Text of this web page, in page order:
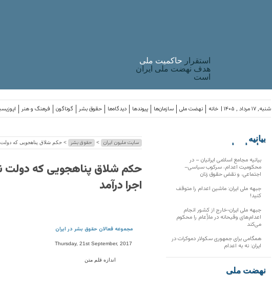
استقرار حاکميت ملی
هدف نهضت ملی ایران
است
فرهنگ و هنر گوناگون حقوق بشر دیدگاه‌ها پیوندها سازمان‌ها نهضت ملی خانه شنبه, ۱۷ مرداد , ۱۴۰۵ |
سایت ملیون ایران > حقوق بشر > حکم شلاق پناهجویی که دولت
حکم شلاق پناهجویی که دولت
اجرا درآمد
مجموعه فعالان حقوق بشر در ایران
Thursday, 21st September, 2017
اندازه قلم متن
بیانیه
سازمان‌های
بیانیه مجامع اسلامی ایرانیان – در
محکومیت اعدام، سرکوب سیاسی–
اجتماعی، و نقض حقوق زنان
جبهه ملی ایران: ماشین اعدام را متوقف
کنید!
جبهه ملی ایران-خارج از کشور انجام
اعدام‌های وقیحانه در ملأِعام را محکوم
می‌کند
همگامی برای جمهوری سکولار دموکرات در
ایران: نه به اعدام
نهضت ملی